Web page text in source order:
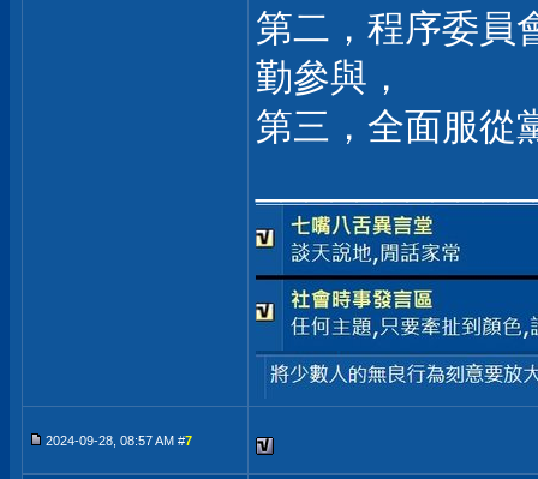
第二，程序委員
勤參與，
第三，全面服從
2024-09-28, 08:57 AM #7